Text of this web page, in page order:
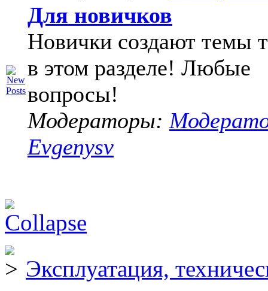
Для новичков
Новички создают темы
в этом разделе! Любые
вопросы!
Модераторы:
Evgenysv
Эксплуатация,